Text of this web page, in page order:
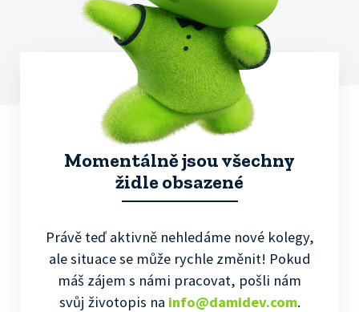
Momentálně jsou všechny
židle obsazené
Právě teď aktivně nehledáme nové kolegy,
ale situace se může rychle změnit! Pokud
máš zájem s námi pracovat, pošli nám
svůj životopis na info@damidev.com.